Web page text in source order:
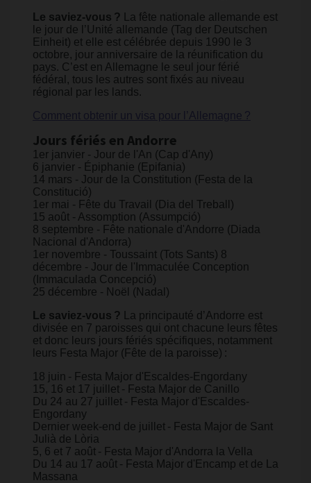
Le saviez-vous ? La fête nationale allemande est
le jour de l’Unité allemande (Tag der Deutschen
Einheit) et elle est célébrée depuis 1990 le 3
octobre, jour anniversaire de la réunification du
pays. C’est en Allemagne le seul jour férié
fédéral, tous les autres sont fixés au niveau
régional par les lands. ​​
​Comment obtenir un visa pour l’Allemagne ?
Jours fériés en Andorre
1er janvier - Jour de l'An (Cap d'Any)
6 janvier - Épiphanie (Epifania)
14 mars - Jour de la Constitution (Festa de la
Constitució)
1er mai - Fête du Travail (Dia del Treball)
15 août - Assomption (Assumpció)
8 septembre - Fête nationale d'Andorre (Diada
Nacional d'Andorra)
1er novembre - Toussaint (Tots Sants) 8
décembre - Jour de l'Immaculée Conception
(Immaculada Concepció)
25 décembre - Noël (Nadal)
Le saviez-vous ? La principauté d’Andorre est
divisée en 7 paroisses qui ont chacune leurs fêtes
et donc leurs jours fériés spécifiques, notamment
leurs Festa Major (Fête de la paroisse) :
18 juin - Festa Major d'Escaldes-Engordany
15, 16 et 17 juillet - Festa Major de Canillo
Du 24 au 27 juillet - Festa Major d'Escaldes-
Engordany
Dernier week-end de juillet - Festa Major de Sant
Julià de Lòria
5, 6 et 7 août - Festa Major d'Andorra la Vella
Du 14 au 17 août - Festa Major d'Encamp et de La
Massana